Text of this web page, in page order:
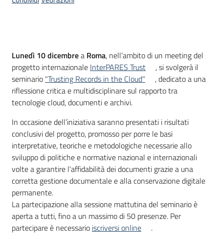
Seguici
su
Introduzione
Lunedì 10 dicembrea Roma, nell’ambito di un meeting del
progetto internazionale InterPARES Trust
, si svolgerà il
seminario "Trusting Records in the Cloud"
, dedicato a una
riflessione critica e multidisciplinare sul rapporto tra
tecnologie cloud, documenti e archivi.
In occasione dell’iniziativa saranno presentati i risultati
conclusivi del progetto, promosso per porre le basi
interpretative, teoriche e metodologiche necessarie allo
sviluppo di politiche e normative nazional e internazionali
volte a garantire l'affidabilità dei documenti grazie a una
corretta gestione documentale e alla conservazione digitale
permanente.
La partecipazione alla sessione mattutina del seminario è
aperta a tutti, fino a un massimo di 50 presenze. Per
partecipare è necessario iscriversi online .